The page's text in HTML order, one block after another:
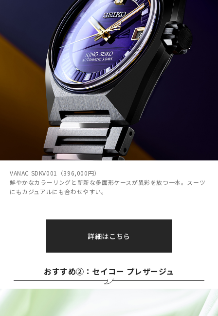
VANAC SDKV001（396,000円）
鮮やかなカラーリングと斬新な多面形ケースが異彩を放つ一本。スーツ
にもカジュアルにも合わせやすい。
詳細はこちら
おすすめ②：セイコー プレザージュ